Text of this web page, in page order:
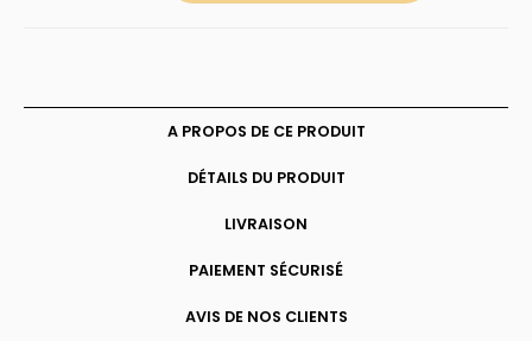
A PROPOS DE CE PRODUIT
DÉTAILS DU PRODUIT
LIVRAISON
PAIEMENT SÉCURISÉ
AVIS DE NOS CLIENTS